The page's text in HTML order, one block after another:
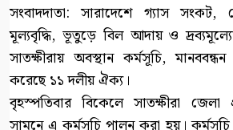
সংবাদদাতা: সারাদেশে গ্যাস সংকট,
মূল্যবৃদ্ধি, ভূতুড়ে বিল আদায় ও
সাতক্ষীরায় অবস্থান কর্মসূচি,
করেছে ১১ দলীয় ঐক্য।
বৃহস্পতিবার বিকেলে সাতক্ষীরা জেলা